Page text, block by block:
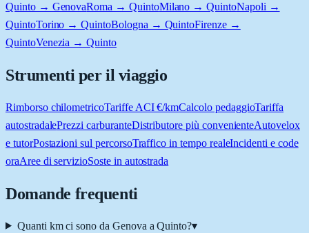
Quinto → GenovaRoma → QuintoMilano → QuintoNapoli →
QuintoTorino → QuintoBologna → QuintoFirenze →
QuintoVenezia → Quinto
Strumenti per il viaggio
Rimborso chilometricoTariffe ACI €/kmCalcolo pedaggioTariffa
autostradalePrezzi carburanteDistributore più convenienteAutovelox
e tutorPostazioni sul percorsoTraffico in tempo realeIncidenti e code
oraAree di servizioSoste in autostrada
Domande frequenti
Quanti km ci sono da Genova a Quinto?▾